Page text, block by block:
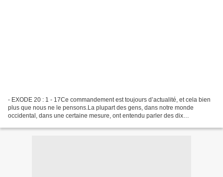
- EXODE 20 : 1 - 17Ce commandement est toujours d’actualité, et cela bien
plus que nous ne le pensons.La plupart des gens, dans notre monde
occidental, dans une certaine mesure, ont entendu parler des dix